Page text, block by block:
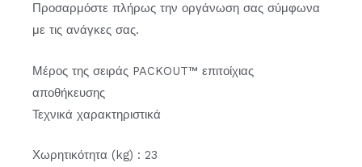
Προσαρμόστε πλήρως την οργάνωση σας σύμφωνα
με τις ανάγκες σας.
Μέρος της σειράς PACKOUT™ επιτοίχιας
αποθήκευσης
Τεχνικά χαρακτηριστικά
Χωρητικότητα (kg) : 23